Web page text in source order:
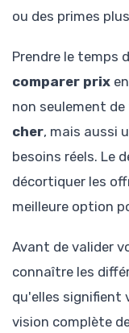
ou des primes
Prendre le temps
comparer prix
non seulement
cher, mais aussi
besoins réels. Le
décortiquer les
meilleure option
Avant de valider
connaître les
qu'elles signifient
vision complète